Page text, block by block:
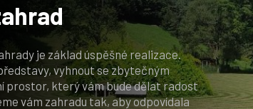
je základ úspěšné realizace.
vyhnout se zbytečným
prostor, který vám bude dělat radost
vám zahradu tak, aby odpovídala